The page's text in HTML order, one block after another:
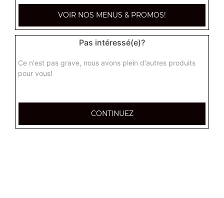
paysanne méga
Base crème fraîche, lardons, pommes de terre, oignons,
oeuf
16.90€
raclette méga
oignons
VOIR NOS MENUS & PROMOS!
Pas intéressé(e)?
Ce n'est pas grave, nous avons plein d'autres produits
pour vous!
CONTINUEZ